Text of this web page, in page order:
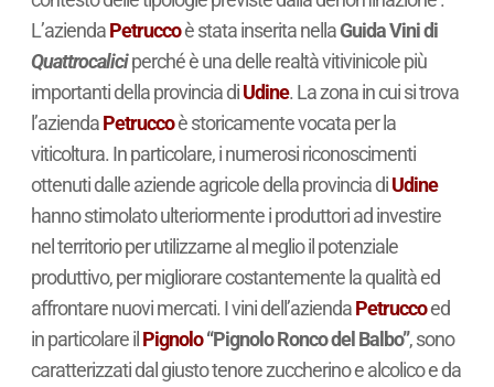
L’aziendaPetruccoè stata inserita nellaGuida Vini di
Quattrocaliciperché è una delle realtà vitivinicole più
importanti della provincia diUdine. La zona in cui si trova
l’aziendaPetruccoè storicamente vocata per la
viticoltura. In particolare, i numerosi riconoscimenti
ottenuti dalle aziende agricole della provincia diUdine
hanno stimolato ulteriormente i produttori ad investire
nel territorio per utilizzarne al meglio il potenziale
produttivo, per migliorare costantemente la qualità ed
affrontare nuovi mercati. I vini dell’aziendaPetruccoed
in particolare il Pignolo“Pignolo Ronco del Balbo”, sono
caratterizzati dal giusto tenore zuccherino e alcolico e da